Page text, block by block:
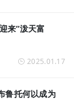
来“泼天富
2025.01.17
鲁托何以成为